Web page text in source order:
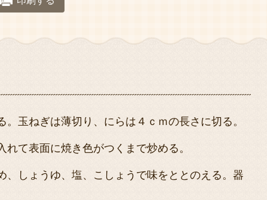
玉ねぎは薄切り、にらは４ｃｍの長さに切る。
て表面に焼き色がつくまで炒める。
、しょうゆ、塩、こしょうで味をととのえる。器